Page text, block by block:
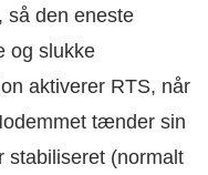
så den eneste
og slukke
aktiverer RTS, når
tænder sin
stabiliseret (normalt